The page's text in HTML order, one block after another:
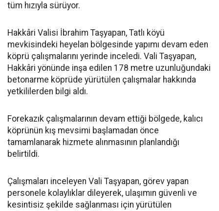
tüm hızıyla sürüyor.
Hakkâri Valisi İbrahim Taşyapan, Tatlı köyü
mevkisindeki heyelan bölgesinde yapımı devam eden
köprü çalışmalarını yerinde inceledi. Vali Taşyapan,
Hakkâri yönünde inşa edilen 178 metre uzunluğundaki
betonarme köprüde yürütülen çalışmalar hakkında
yetkililerden bilgi aldı.
Forekazık çalışmalarının devam ettiği bölgede, kalıcı
köprünün kış mevsimi başlamadan önce
tamamlanarak hizmete alınmasının planlandığı
belirtildi.
Çalışmaları inceleyen Vali Taşyapan, görev yapan
personele kolaylıklar dileyerek, ulaşımın güvenli ve
kesintisiz şekilde sağlanması için yürütülen